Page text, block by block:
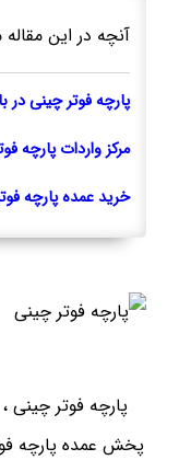
آنچه در این
پارچه فوتر چینی در
مرکز واردات پارچه
خرید عمده پارچه
پارچه فوتر چینی
پخش عمده پارچه